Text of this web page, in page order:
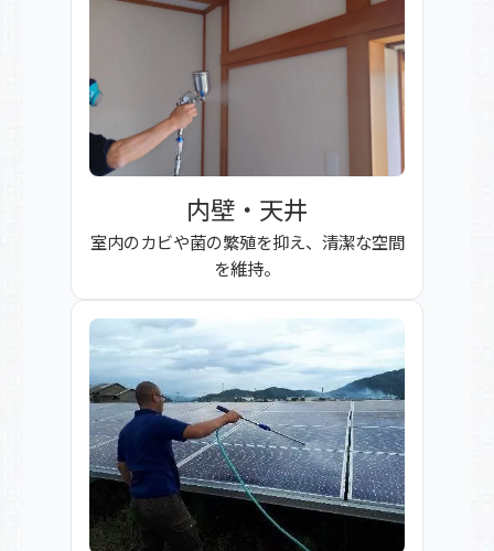
内壁・天井
室内のカビや菌の繁殖を抑え、清潔な空間
を維持。